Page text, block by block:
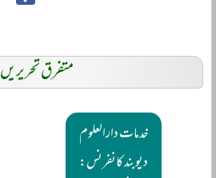
متفرق تحریریں
خدمات دارالعلوم
دیوبند کانفرنس: